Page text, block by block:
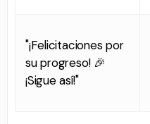
"¡Felicitaciones por
su progreso! 🎉
¡Sigue así!"